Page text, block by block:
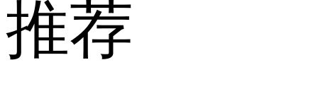
推荐